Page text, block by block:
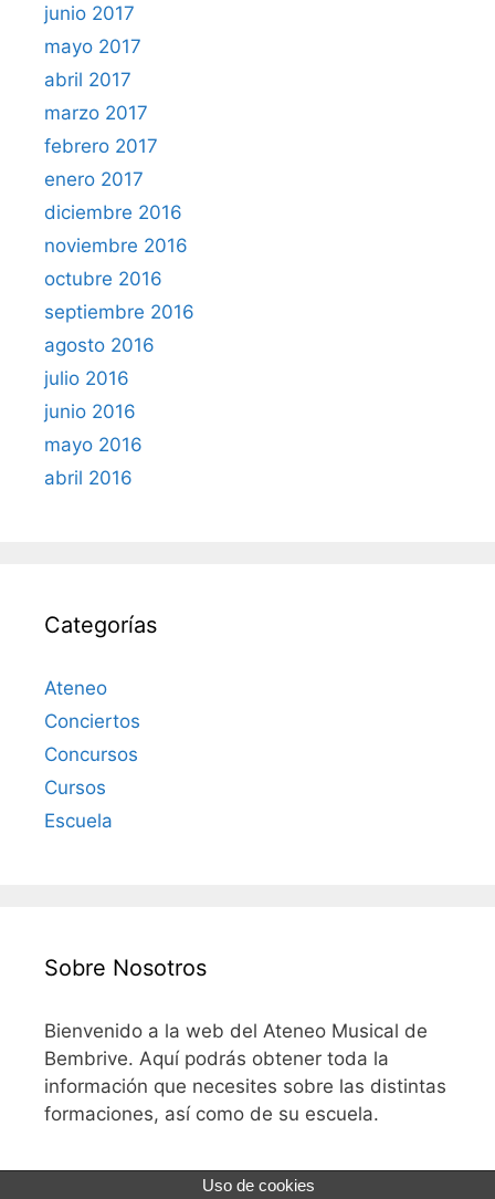
junio 2017
mayo 2017
abril 2017
marzo 2017
febrero 2017
enero 2017
diciembre 2016
noviembre 2016
octubre 2016
septiembre 2016
agosto 2016
julio 2016
junio 2016
mayo 2016
abril 2016
Categorías
Ateneo
Conciertos
Concursos
Cursos
Escuela
Sobre Nosotros
Bienvenido a la web del Ateneo Musical de
Bembrive. Aquí podrás obtener toda la
información que necesites sobre las distintas
formaciones, así como de su escuela.
Uso de cookies